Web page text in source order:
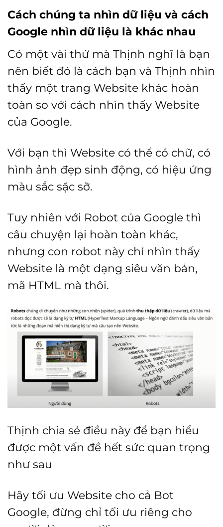
Cách chúng ta nhìn dữ liệu và cách
Google nhìn dữ liệu là khác nhau
Có một vài thứ mà Thịnh nghĩ là bạn
nên biết đó là cách bạn và Thịnh nhìn
thấy một trang Website khác hoàn
toàn so với cách nhìn thấy Website
của Google.
Với bạn thì Website có thể có chữ, có
hình ảnh đẹp sinh động, có hiệu ứng
màu sắc sặc sỡ.
Tuy nhiên với Robot của Google thì
câu chuyện lại hoàn toàn khác,
nhưng con robot này chỉ nhìn thấy
Website là một dạng siêu văn bản,
mã HTML mà thôi.
Thịnh chia sẻ điều này để bạn hiểu
được một vấn đề hết sức quan trọng
như sau
Hãy tối ưu Website cho cả Bot
Google, đừng chỉ tối ưu riêng cho